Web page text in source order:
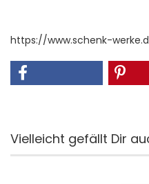
https://www.schenk-
Vielleicht gefällt Dir